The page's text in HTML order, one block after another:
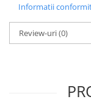
Informatii
Review-uri(0)